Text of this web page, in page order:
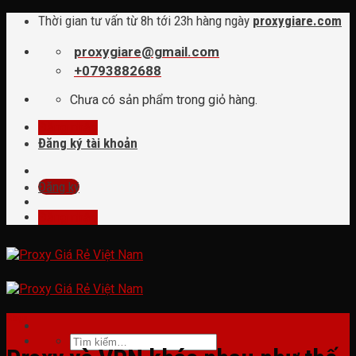
Skip
content
Thời gian tư vấn từ 8h tới 23h hàng ngày proxygiare.com
proxygiare@gmail.com
+0793882688
Chưa có sản phẩm trong giỏ hàng.
Đăng ký tài khoản
Đăng ký
Tìm